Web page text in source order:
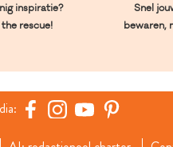
inspiratie?
rescue!
Snel
bewaren,